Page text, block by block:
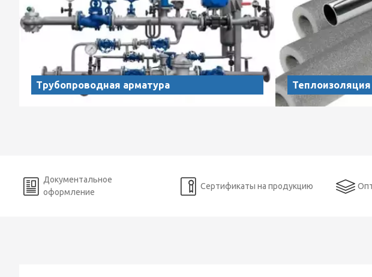
Трубопроводная арматура Теплоизоляция
Документальное
оформление
Сертификаты на продукцию